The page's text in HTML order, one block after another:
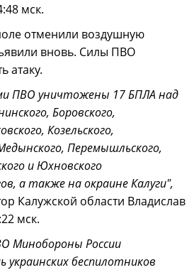
мск.
отменили воздушную
вновь. Силы ПВО
атаку.
ПВО уничтожены 17 БПЛА над
Боровского,
Козельского,
Перемышльского,
и Юхновского
а также на окраине Калуги",
Калужской области Владислав
мск.
Минобороны России
беспилотников